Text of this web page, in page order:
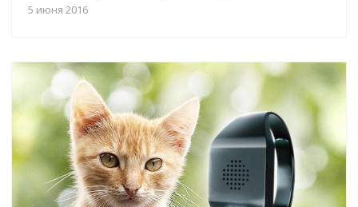
5 июня 2016